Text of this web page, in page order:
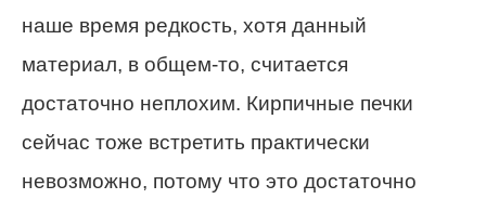
наше время редкость, хотя данный
материал, в общем-то, считается
достаточно неплохим. Кирпичные печки
сейчас тоже встретить практически
невозможно, потому что это достаточно